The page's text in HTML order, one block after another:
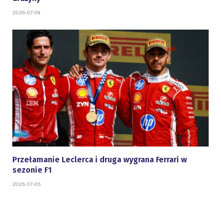
2026-07-09
Przełamanie Leclerca i druga wygrana Ferrari w
sezonie F1
2026-07-05